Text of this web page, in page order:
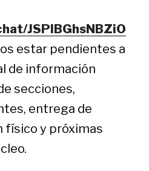
JSPlBGhsNBZiO
estar pendientes a
de información
secciones,
entrega de
físico y próximas